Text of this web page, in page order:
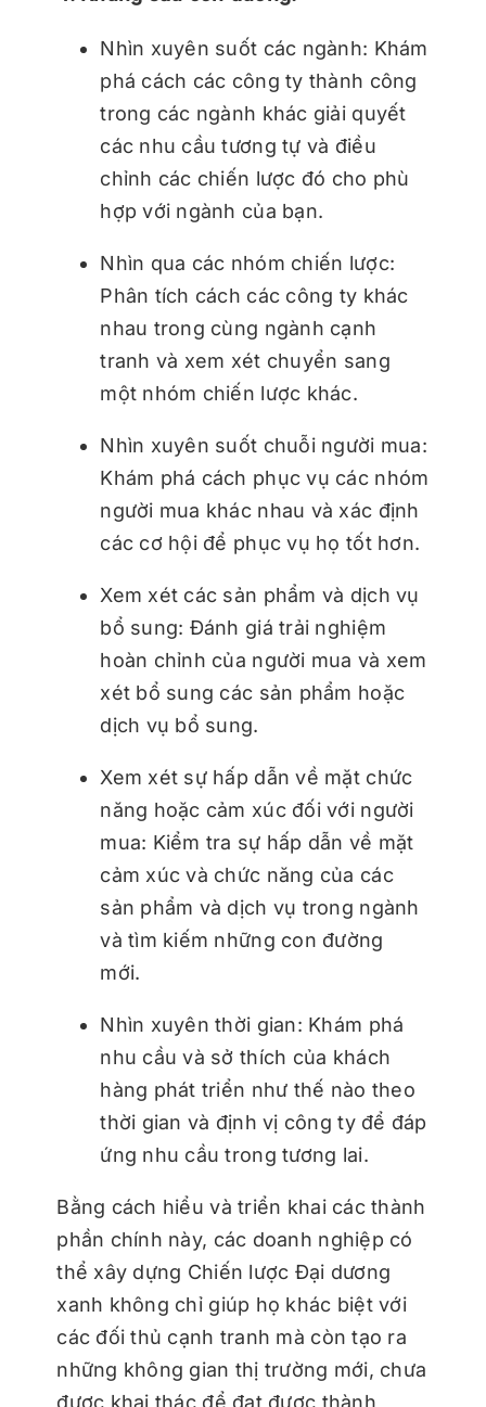
Nhìn xuyên suốt các ngành: Khám
phá cách các công ty thành công
trong các ngành khác giải quyết
các nhu cầu tương tự và điều
chỉnh các chiến lược đó cho phù
hợp với ngành của bạn.
Nhìn qua các nhóm chiến lược:
Phân tích cách các công ty khác
nhau trong cùng ngành cạnh
tranh và xem xét chuyển sang
một nhóm chiến lược khác.
Nhìn xuyên suốt chuỗi người mua:
Khám phá cách phục vụ các nhóm
người mua khác nhau và xác định
các cơ hội để phục vụ họ tốt hơn.
Xem xét các sản phẩm và dịch vụ
bổ sung: Đánh giá trải nghiệm
hoàn chỉnh của người mua và xem
xét bổ sung các sản phẩm hoặc
dịch vụ bổ sung.
Xem xét sự hấp dẫn về mặt chức
năng hoặc cảm xúc đối với người
mua: Kiểm tra sự hấp dẫn về mặt
cảm xúc và chức năng của các
sản phẩm và dịch vụ trong ngành
và tìm kiếm những con đường
mới.
Nhìn xuyên thời gian: Khám phá
nhu cầu và sở thích của khách
hàng phát triển như thế nào theo
thời gian và định vị công ty để đáp
ứng nhu cầu trong tương lai.
Bằng cách hiểu và triển khai các thành
phần chính này, các doanh nghiệp có
thể xây dựng Chiến lược Đại dương
xanh không chỉ giúp họ khác biệt với
các đối thủ cạnh tranh mà còn tạo ra
những không gian thị trường mới, chưa
được khai thác để đạt được thành